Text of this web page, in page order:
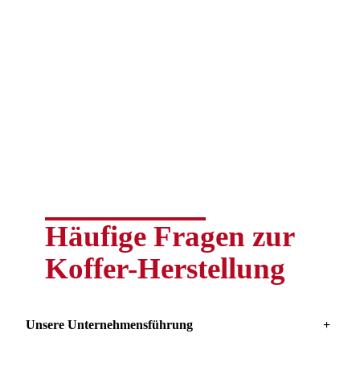
Häufige Fragen zur
Koffer-Herstellung
Unsere Unternehmensführung +